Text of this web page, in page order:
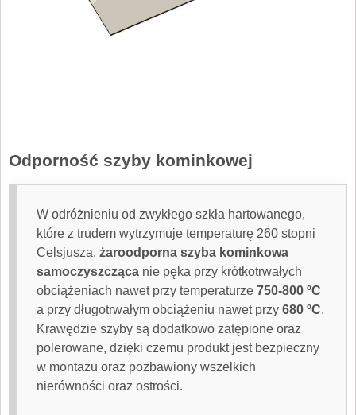
Odporność szyby kominkowej
W odróżnieniu od zwykłego szkła hartowanego,
które z trudem wytrzymuje temperaturę 260 stopni
Celsjusza, żaroodporna szyba kominkowa
samoczyszcząca nie pęka przy krótkotrwałych
obciążeniach nawet przy temperaturze 750-800 ºC
a przy długotrwałym obciążeniu nawet przy 680 ºC.
Krawędzie szyby są dodatkowo zatępione oraz
polerowane, dzięki czemu produkt jest bezpieczny
w montażu oraz pozbawiony wszelkich
nierówności oraz ostrości.